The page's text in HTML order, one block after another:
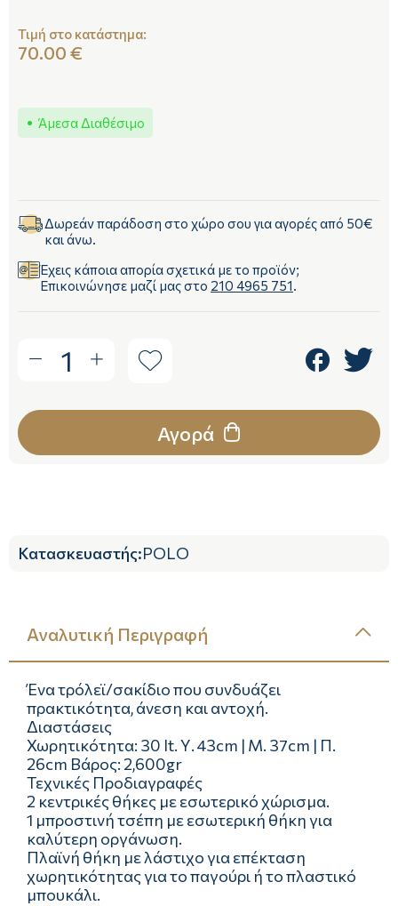
Τιμή στο κατάστημα:
70.00 €
Άμεσα Διαθέσιμο
Δωρεάν παράδοση στο χώρο σου για αγορές από 50€
και άνω.
Έχεις κάποια απορία σχετικά με το προϊόν;
Επικοινώνησε μαζί μας στο 210 4965 751.
1
Αγορά
Κατασκευαστής:POLO
Αναλυτική Περιγραφή
Ένα τρόλεϊ/σακίδιο που συνδυάζει
πρακτικότητα, άνεση και αντοχή.
Διαστάσεις
Χωρητικότητα: 30 lt. Υ. 43cm | Μ. 37cm | Π.
26cm Βάρος: 2,600gr
Τεχνικές Προδιαγραφές
2 κεντρικές θήκες με εσωτερικό χώρισμα.
1 μπροστινή τσέπη με εσωτερική θήκη για
καλύτερη οργάνωση.
Πλαϊνή θήκη με λάστιχο για επέκταση
χωρητικότητας για το παγούρι ή το πλαστικό
μπουκάλι.